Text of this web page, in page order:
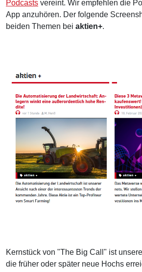
Podcasts vereint. Wir empfehlen die
App anzuhören. Der folgende
beiden Themen bei aktien+.
Kernstück von "The Big Call" ist
die früher oder später neue Hochs